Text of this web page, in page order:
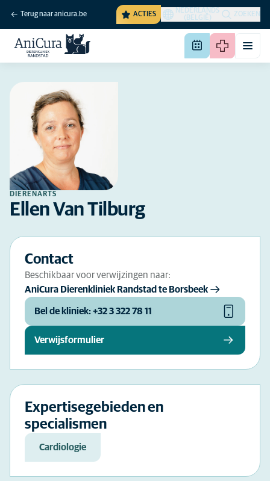
Terug naar anicura.be ACTIES
NEDERLANDS
(BELGIË)
ZOEKEN
DIERENARTS
Ellen Van Tilburg
Contact
Beschikbaar voor verwijzingen naar:
AniCura Dierenkliniek Randstad te Borsbeek
Bel de kliniek: +32 3 322 78 11
Verwijsformulier
Expertisegebieden en
specialismen
Cardiologie